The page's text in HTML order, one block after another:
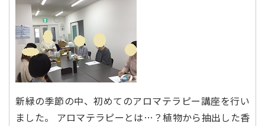
新緑の季節の中、初めてのアロマテラピー講座を行い
ました。 アロマテラピーとは…？植物から抽出した香